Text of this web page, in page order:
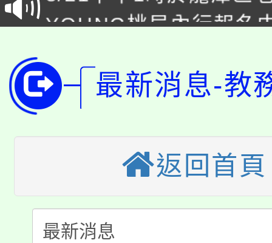
徵才活動。
YOUNG桃局內行報名
開!
115年桃園市運動會8/
田徑場及游泳池舉行。
桃園市低收入戶享有免
視費優惠，中低收入戶
半價優惠，詳情可洽有
者。
大園自造教育及科技中
份教師增能研習
大溪自造教育及科技
份教師研習
淨零綠生活教案入校路
會
115年食農教育專業人
最新消息-教
返回首頁